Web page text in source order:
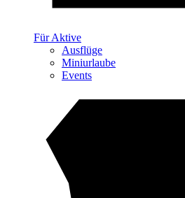
Für Aktive
Ausflüge
Miniurlaube
Events